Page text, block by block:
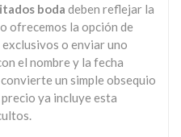
bodadeben reflejar la
ofrecemos la opción de
o enviar uno
el nombre y la fecha
un simple obsequio
ya incluye esta